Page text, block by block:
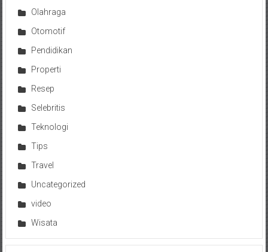
Olahraga
Otomotif
Pendidikan
Properti
Resep
Selebritis
Teknologi
Tips
Travel
Uncategorized
video
Wisata